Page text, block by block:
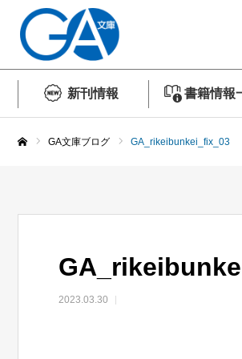
新刊情報 書籍情報
GA文庫ブログ GA_rikeibunkei_fix_03
2023.03.30